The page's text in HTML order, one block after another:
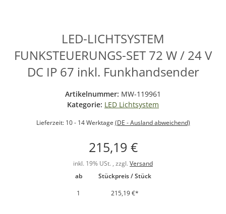
LED-LICHTSYSTEM
FUNKSTEUERUNGS-SET 72 W / 24 V
DC IP 67 inkl. Funkhandsender
Artikelnummer: MW-119961
Kategorie: LED Lichtsystem
Lieferzeit: 10 - 14 Werktage (DE - Ausland abweichend)
215,19 €
inkl. 19% USt. , zzgl. Versand
ab
Stückpreis / Stück
1
215,19 €*